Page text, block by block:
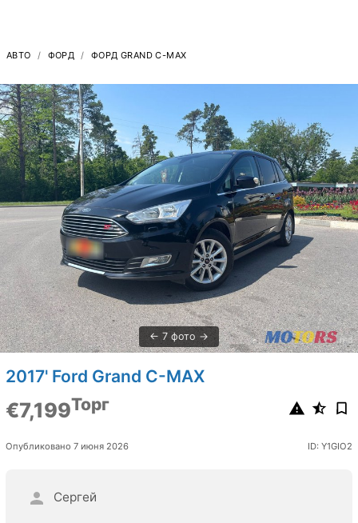
АВТО ФОРД ФОРД GRAND C-MAX
7 фото
2017' Ford Grand C-MAX
€7,199Торг
Опубликовано 7 июня 2026 ID: Y1GIO2
Сергей